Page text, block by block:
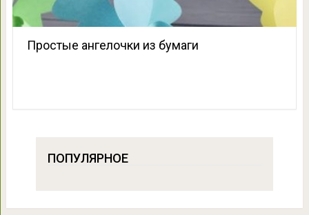
Простые ангелочки из бумаги
ПОПУЛЯРНОЕ